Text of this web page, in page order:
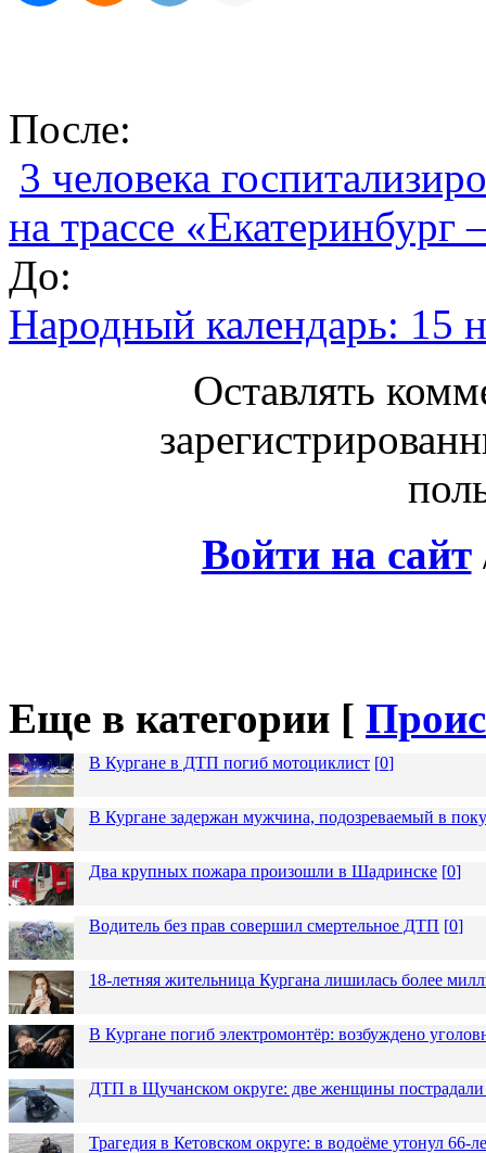
После:
3 человека
на трассе
До:
Народный календарь: 15
Оставлять
Войти на сайт
Еще в категории [
В Кургане в ДТП погиб мотоциклист [0]
В Кургане задержан мужчина, подозреваемый в
Два крупных пожара произошли в Шадринске [0]
Водитель без прав совершил смертельное ДТП [0]
18-летняя жительница Кургана лишилась более
В Кургане погиб электромонтёр: возбуждено
ДТП в Щучанском округе: две женщины пострадали
Трагедия в Кетовском округе: в водоёме утонул 66-